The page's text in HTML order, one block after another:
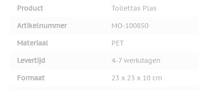
Product
Toilettas Plas
Artikelnummer
MO-100850
Materiaal
PET
Levertijd
4-7 werkdagen
Formaat
23 x 23 x 10 cm